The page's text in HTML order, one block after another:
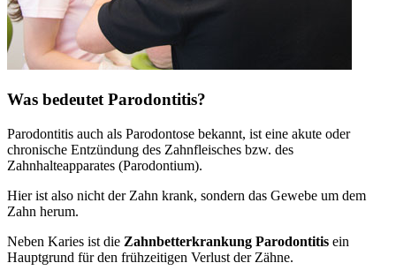
Was bedeutet Parodontitis?
Parodontitis auch als Parodontose bekannt, ist eine akute oder
chronische Entzündung des Zahnfleisches bzw. des
Zahnhalteapparates (Parodontium).
Hier ist also nicht der Zahn krank, sondern das Gewebe um dem
Zahn herum.
Neben Karies ist die Zahnbetterkrankung Parodontitis ein
Hauptgrund für den frühzeitigen Verlust der Zähne.